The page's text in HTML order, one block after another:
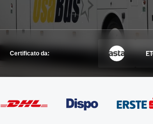
METTITI IN CONTATTO
METTITI IN CONTATTO
Certificato da: